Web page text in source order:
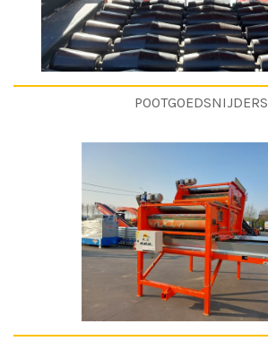
POOTGOEDSNIJDERS